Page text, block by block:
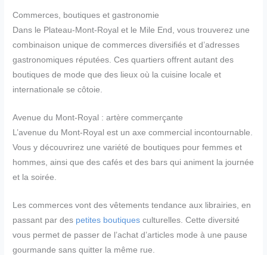
Commerces, boutiques et gastronomie
Dans le Plateau-Mont-Royal et le Mile End, vous trouverez une
combinaison unique de commerces diversifiés et d’adresses
gastronomiques réputées. Ces quartiers offrent autant des
boutiques de mode que des lieux où la cuisine locale et
internationale se côtoie.
Avenue du Mont-Royal : artère commerçante
L’avenue du Mont-Royal est un axe commercial incontournable.
Vous y découvrirez une variété de boutiques pour femmes et
hommes, ainsi que des cafés et des bars qui animent la journée
et la soirée.
Les commerces vont des vêtements tendance aux librairies, en
passant par des petites boutiques culturelles. Cette diversité
vous permet de passer de l’achat d’articles mode à une pause
gourmande sans quitter la même rue.